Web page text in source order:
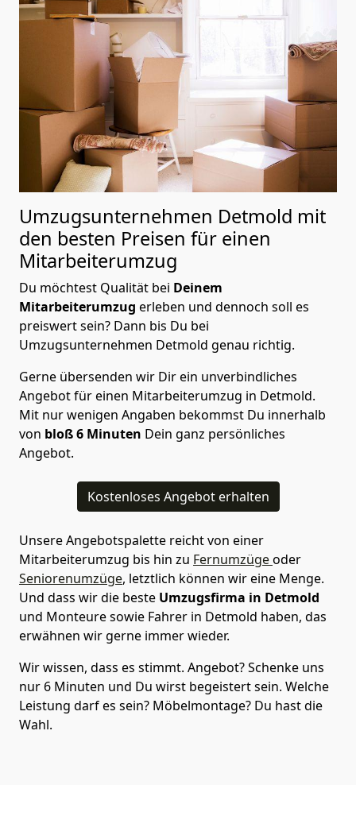
Umzugsunternehmen Detmold mit
den besten Preisen für einen
Mitarbeiterumzug
Du möchtest Qualität bei Deinem
Mitarbeiterumzug erleben und dennoch soll es
preiswert sein? Dann bis Du bei
Umzugsunternehmen Detmold genau richtig.
Gerne übersenden wir Dir ein unverbindliches
Angebot für einen Mitarbeiterumzug in Detmold.
Mit nur wenigen Angaben bekommst Du innerhalb
von bloß 6 Minuten Dein ganz persönliches
Angebot.
Kostenloses Angebot erhalten
Unsere Angebotspalette reicht von einer
Mitarbeiterumzug bis hin zu Fernumzügeoder
Seniorenumzüge, letztlich können wir eine Menge.
Und dass wir die beste Umzugsfirma in Detmold
und Monteure sowie Fahrer in Detmold haben, das
erwähnen wir gerne immer wieder.
Wir wissen, dass es stimmt. Angebot? Schenke uns
nur 6 Minuten und Du wirst begeistert sein. Welche
Leistung darf es sein? Möbelmontage? Du hast die
Wahl.